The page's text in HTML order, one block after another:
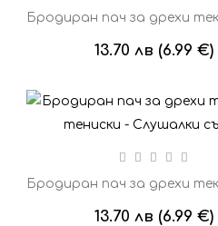
13.70 лв (6.99 €)
13.70 лв (6.99 €)